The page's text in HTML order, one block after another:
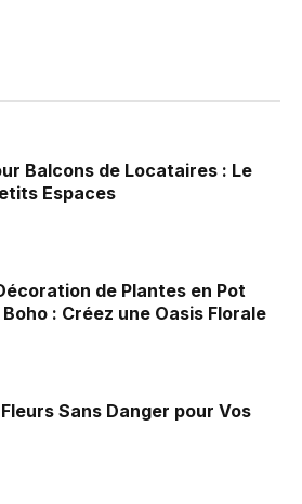
Balcons de Locataires : Le
Espaces
de Plantes en Pot
: Créez une Oasis Florale
Sans Danger pour Vos